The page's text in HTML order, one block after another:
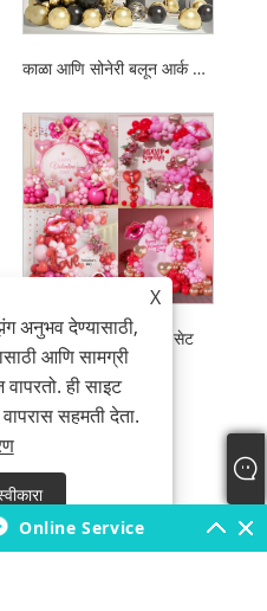
काळा आणि सोनेरी बलून आर्क किट
व्हॅलेंटाईन डे बलून हार सेट
X
अनुभव देण्यासाठी,
आणि सामग्री
ही साइट
सहमती देता.
Online Service